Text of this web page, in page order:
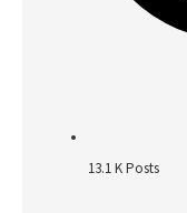
13.1 KPosts